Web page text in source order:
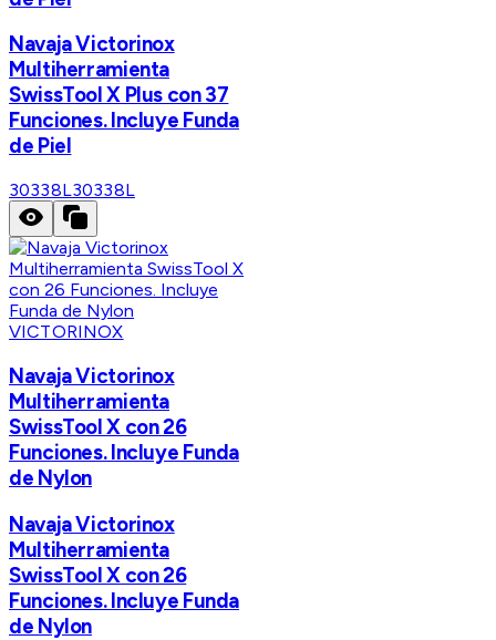
Navaja Victorinox
Multiherramienta
SwissTool X Plus con 37
Funciones. Incluye Funda
de Piel
30338L30338L
VICTORINOX
Navaja Victorinox
Multiherramienta
SwissTool X con 26
Funciones. Incluye Funda
de Nylon
Navaja Victorinox
Multiherramienta
SwissTool X con 26
Funciones. Incluye Funda
de Nylon